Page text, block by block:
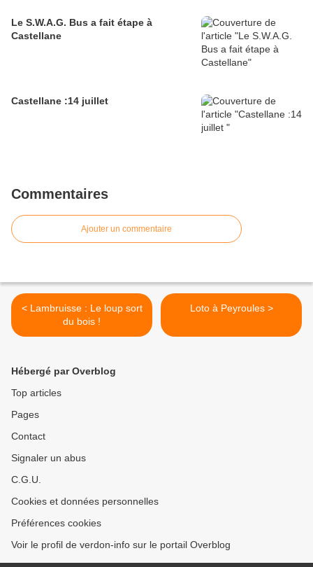
Le S.W.A.G. Bus a fait étape à
Castellane
Castellane :14 juillet
Commentaires
Ajouter un commentaire
< Lambruisse : Le loup sort
du bois !
Loto à Peyroules >
Hébergé par Overblog
Top articles
Pages
Contact
Signaler un abus
C.G.U.
Cookies et données personnelles
Préférences cookies
Voir le profil de verdon-info sur le portail Overblog